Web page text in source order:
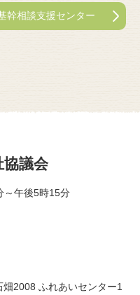
幹相談支援センター
協議会
午後5時15分
2008 ふれあいセンター1